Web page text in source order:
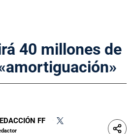
40 millones de
FF